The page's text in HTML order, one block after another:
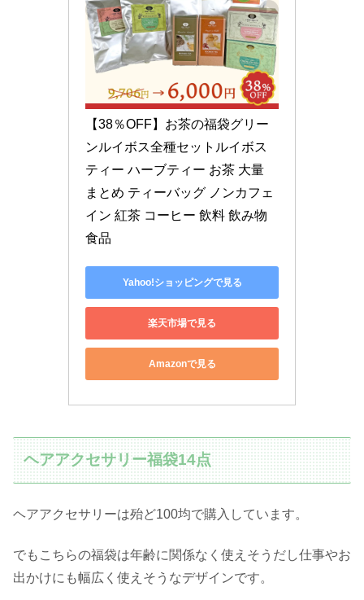
【38％OFF】お茶の福袋グリー
ンルイボス全種セットルイボス
ティー ハーブティー お茶 大量
まとめ ティーバッグ ノンカフェ
イン 紅茶 コーヒー 飲料 飲み物
食品
Yahoo!ショッピングで見る
楽天市場で見る
Amazonで見る
ヘアアクセサリー福袋14点
ヘアアクセサリーは殆ど100均で購入しています。
でもこちらの福袋は年齢に関係なく使えそうだし仕事やお
出かけにも幅広く使えそうなデザインです。